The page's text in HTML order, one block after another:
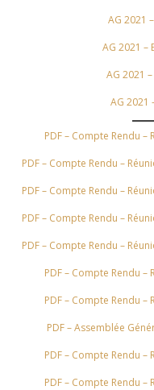
AG 2021
AG 2021 –
AG 2021
AG 2021
PDF – Compte Rendu –
PDF – Compte Rendu –
PDF – Compte Rendu –
PDF – Compte Rendu –
PDF – Compte Rendu –
PDF – Compte Rendu –
PDF – Compte Rendu
PDF – Assemblée
PDF – Compte Rendu
PDF – Compte Rendu